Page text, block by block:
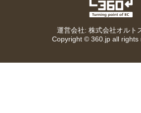
運営会社: 株式会社オルト
Copyright © 360.jpall rights